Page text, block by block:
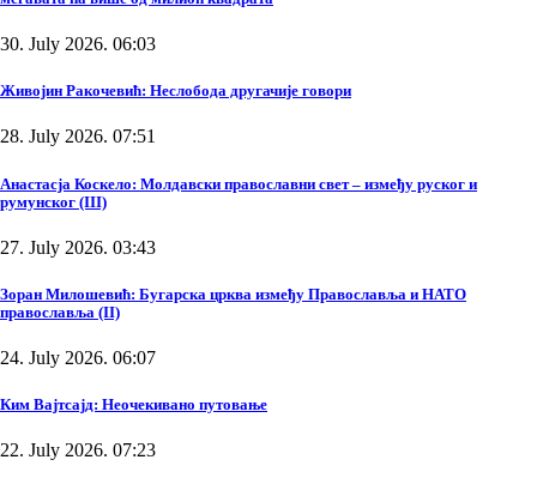
30. July 2026. 06:03
Живојин Ракочевић: Неслобода другачије говори
28. July 2026. 07:51
Анастасја Коскело: Молдавски православни свет – између руског и
румунског (III)
27. July 2026. 03:43
Зоран Милошевић: Бугарска црква између Православља и НАТО
православља (II)
24. July 2026. 06:07
Ким Вајтсајд: Неочекивано путовање
22. July 2026. 07:23